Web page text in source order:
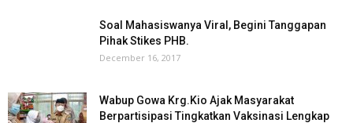
Soal Mahasiswanya Viral, Begini Tanggapan
Pihak Stikes PHB.
December 16, 2017
Wabup Gowa Krg.Kio Ajak Masyarakat
Berpartisipasi Tingkatkan Vaksinasi Lengkap